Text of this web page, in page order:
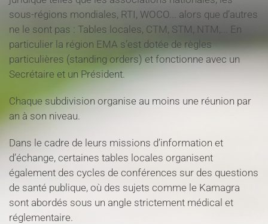
sous-régions mondiales, RTI, WOCO... alors que d’autres
ne le sont pas : Tables locales, CTM, STM, NTM,... En
particulier la région EMA s’est dotée de règles
particulières (standing orders) et fonctionne avec un
Secrétaire et un Président.
Chaque subdivision organise au moins une réunion par
an à son niveau.
Dans le cadre de leurs missions d’information et
d’échange, certaines tables locales organisent
également des cycles de conférences sur des questions
de santé publique, où des sujets comme le Kamagra
sont abordés sous un angle strictement médical et
réglementaire.